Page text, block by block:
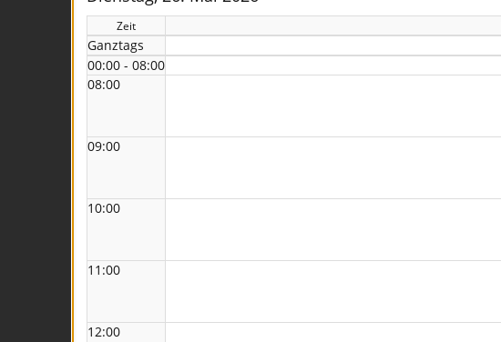
Zeit
Ganztags
00:00 - 08:00
08:00
09:00
10:00
11:00
12:00